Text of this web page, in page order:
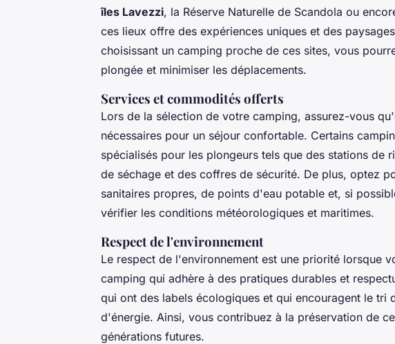
îles Lavezzi, la Réserve Naturelle de Scandola ou
ces lieux offre des expériences uniques et des
choisissant un camping proche de ces sites, vous
plongée et minimiser les déplacements.
Services et commodités offerts
Lors de la sélection de votre camping, assurez-vous
nécessaires pour un séjour confortable. Certains
spécialisés pour les plongeurs tels que des stations de
de séchage et des coffres de sécurité. De plus, optez
sanitaires propres, de points d'eau potable et, si
vérifier les conditions météorologiques et maritimes.
Respect de l'environnement
Le respect de l'environnement est une priorité lorsque
camping qui adhère à des pratiques durables et
qui ont des labels écologiques et qui encouragent le tri
d'énergie. Ainsi, vous contribuez à la préservation de
générations futures.